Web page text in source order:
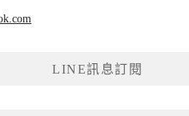
LINE訊息訂閱